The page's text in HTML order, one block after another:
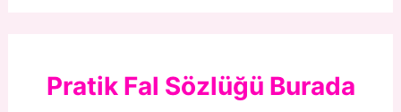
Pratik Fal Sözlüğü Burada